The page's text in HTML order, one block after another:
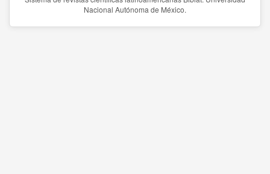
Nacional Autónoma de México.